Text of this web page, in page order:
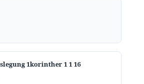
1korinther 1 1 16